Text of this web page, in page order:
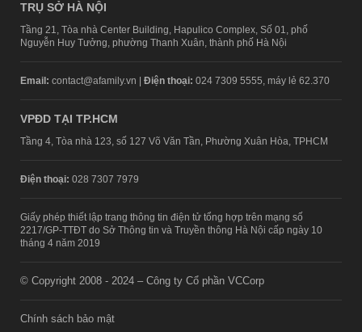
TRỤ SỞ HÀ NỘI
Tầng 21, Tòa nhà Center Building, Hapulico Complex, Số 01, phố
Nguyễn Huy Tưởng, phường Thanh Xuân, thành phố Hà Nội
Email: contact@afamily.vn | Điện thoại: 024 7309 5555, máy lẻ 62.370
VPĐD TẠI TP.HCM
Tầng 4, Tòa nhà 123, số 127 Võ Văn Tần, Phường Xuân Hòa, TPHCM
Điện thoại: 028 7307 7979
Giấy phép thiết lập trang thông tin điện tử tổng hợp trên mạng số
2217/GP-TTĐT do Sở Thông tin và Truyền thông Hà Nội cấp ngày 10
tháng 4 năm 2019
© Copyright 2008 - 2024 – Công ty Cổ phần VCCorp
Chính sách bảo mật